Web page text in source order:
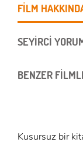
FİLM
SEYİRCİ
BENZER
Kusursuz bir